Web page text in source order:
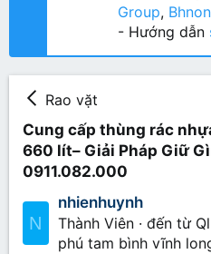
Group,
- Hướng dẫn
Rao vặt
Cung cấp thùng rác
660 lít– Giải Pháp Giữ
0911.082.000
N
nhienhuynh
Thành Viên · đến từ
phú tam bình vĩnh